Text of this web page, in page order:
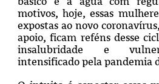
motivos, hoje, essas
expostas ao novo
apoio, ficam reféns desse
insalubridade e
intensificado pela pandemia